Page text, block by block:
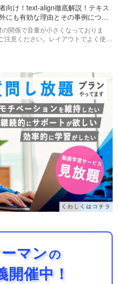
マンの
開催中！
の新しい機能を実際に
しており、具体的なコ
概要欄には、この内容
い動画やリソースへの
、興味のある方はそち
さい。
プロパティの新
解を深めていただけれ
発における効果的なデ
ります。
ス内の矢印の変更方法も紹介していま
画内で説明してい…
向け！text-align徹底解説！テキス
にも有効な理由とその事例につい
！
関係で音量が小さくなっておりま
注意ください。レイアウトでよく使う